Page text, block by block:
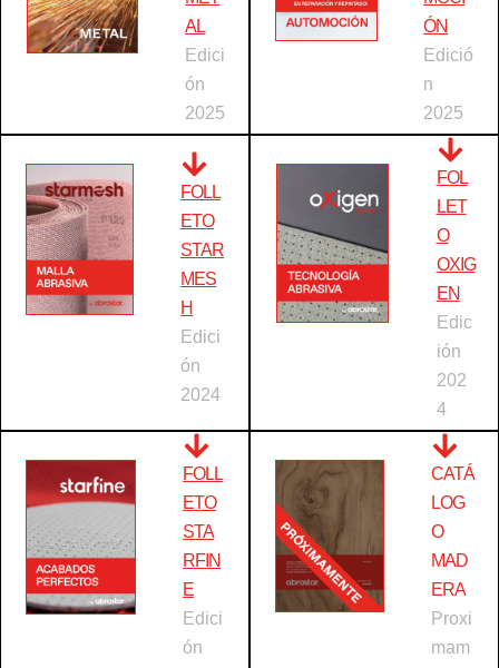
AL
Edici
ón
2025
ÓN
Edició
n
2025
FOLL
ETO
STAR
MES
H
Edici
ón
2024
FOL
LET
O
OXIG
EN
Edic
ión
202
4
FOLL
ETO
STA
RFIN
E
Edici
ón
CATÁ
LOG
O
MAD
ERA
Proxi
mam